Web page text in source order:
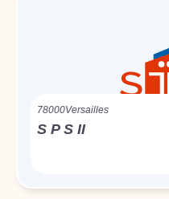
78000Versailles
S P S II